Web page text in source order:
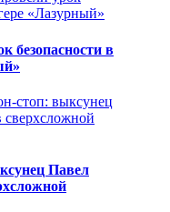
безопасности в
Павел